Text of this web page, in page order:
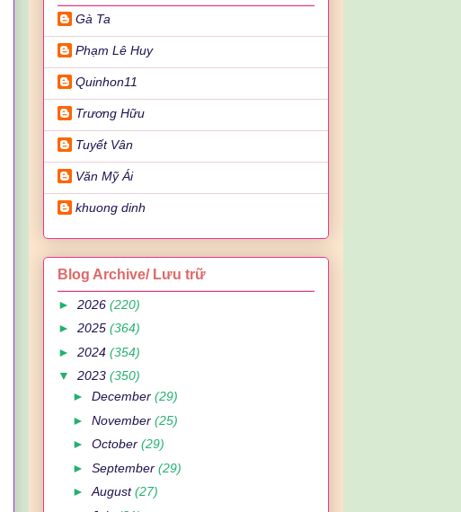
Gà Ta
Phạm Lê Huy
Quinhon11
Trương Hữu
Tuyết Vân
Văn Mỹ Ái
khuong dinh
Blog Archive/ Lưu trữ
► 2026 (220)
► 2025 (364)
► 2024 (354)
▼ 2023 (350)
►December(29)
►November(25)
►October(29)
►September(29)
►August(27)